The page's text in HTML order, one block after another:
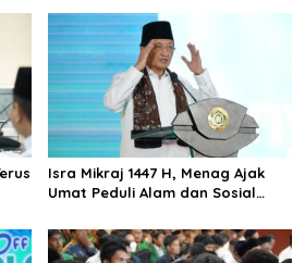
Isra Mikraj 1447 H, Menag Ajak
Umat Peduli Alam dan Sosial